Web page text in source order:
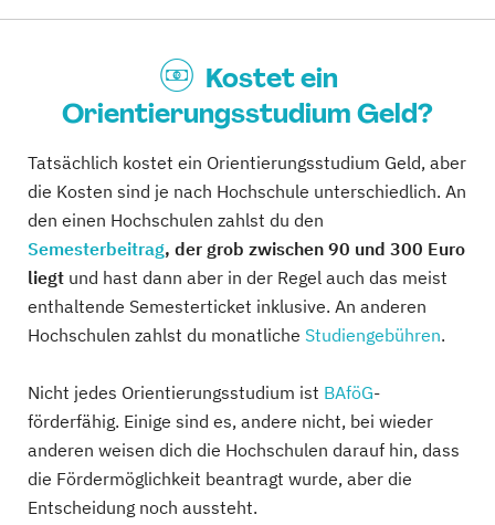
Kostet ein
Orientierungsstudium Geld?
Tatsächlich kostet ein Orientierungsstudium Geld, aber
die Kosten sind je nach Hochschule unterschiedlich. An
den einen Hochschulen zahlst du den
Semesterbeitrag, der grob zwischen 90 und 300 Euro
liegt und hast dann aber in der Regel auch das meist
enthaltende Semesterticket inklusive. An anderen
Hochschulen zahlst du monatliche Studiengebühren.
Nicht jedes Orientierungsstudium ist BAföG-
förderfähig. Einige sind es, andere nicht, bei wieder
anderen weisen dich die Hochschulen darauf hin, dass
die Fördermöglichkeit beantragt wurde, aber die
Entscheidung noch aussteht.